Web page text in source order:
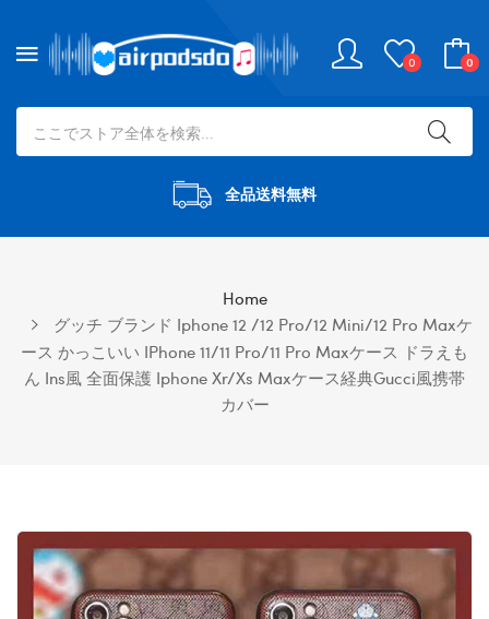
0 0
全品送料無料
Home
グッチ ブランド Iphone 12 /12 Pro/12 Mini/12 Pro Maxケ
ース かっこいい IPhone 11/11 Pro/11 Pro Maxケース ドラえも
ん Ins風 全面保護 Iphone Xr/xs Maxケース経典Gucci風携帯
カバー